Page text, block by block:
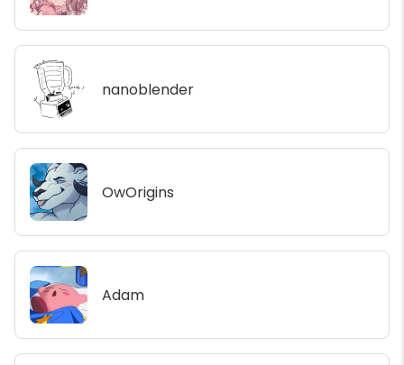
nanoblender
OwOrigins
Adam